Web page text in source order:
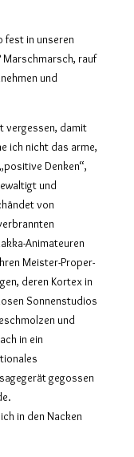
fest in unseren
Marschmarsch, rauf
und
vergessen, damit
ich nicht das arme,
Denken“,
und
von
Animateuren
Meister-Proper-
deren Kortex in
Sonnenstudios
und
in ein
gegossen
in den Nacken